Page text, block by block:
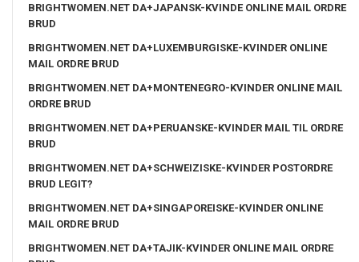
BRIGHTWOMEN.NET DA+JAPANSK-KVINDE ONLINE MAIL ORDRE
BRUD
BRIGHTWOMEN.NET DA+LUXEMBURGISKE-KVINDER ONLINE
MAIL ORDRE BRUD
BRIGHTWOMEN.NET DA+MONTENEGRO-KVINDER ONLINE MAIL
ORDRE BRUD
BRIGHTWOMEN.NET DA+PERUANSKE-KVINDER MAIL TIL ORDRE
BRUD
BRIGHTWOMEN.NET DA+SCHWEIZISKE-KVINDER POSTORDRE
BRUD LEGIT?
BRIGHTWOMEN.NET DA+SINGAPOREISKE-KVINDER ONLINE
MAIL ORDRE BRUD
BRIGHTWOMEN.NET DA+TAJIK-KVINDER ONLINE MAIL ORDRE